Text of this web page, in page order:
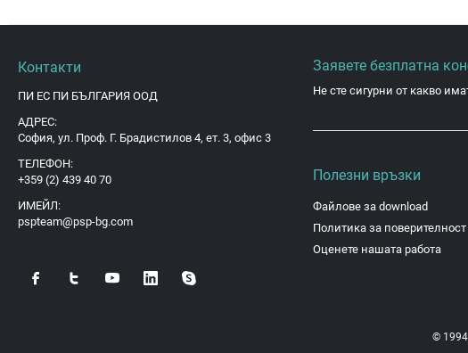
Контакти
ПИ ЕС ПИ БЪЛГАРИЯ ООД
АДРЕС:
София, ул. Проф. Г. Брадистилов 4, ет. 3, офис 3
ТЕЛЕФОН:
+359 (2) 439 40 70
ИМЕЙЛ:
pspteam@psp-bg.com
Заявете безплатна
Не сте сигурни от какво
Полезни връзки
Файлове за download
Политика за поверителност
Оценете нашата работа
©